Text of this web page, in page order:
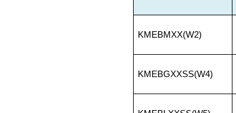
KMEBMXX(W2)
KMEBGXXSS(W4)